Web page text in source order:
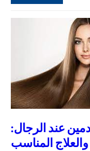
عند الرجال:
والعلاج المناسب